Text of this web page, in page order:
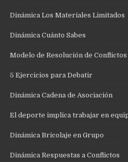
Dinámica Los Materiales Limitados
Dinámica Cuánto Sabes
Modelo de Resolución de Conflictos
5 Ejercicios para Debatir
Dinámica Cadena de Asociación
El deporte implica trabajar en
Dinámica Bricolaje en Grupo
Dinámica Respuestas a Conflictos